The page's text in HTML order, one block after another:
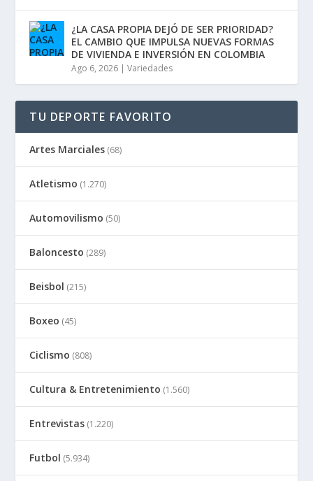
¿LA CASA PROPIA DEJÓ DE SER PRIORIDAD?
EL CAMBIO QUE IMPULSA NUEVAS FORMAS
DE VIVIENDA E INVERSIÓN EN COLOMBIA
Ago 6, 2026 |Variedades
TU DEPORTE FAVORITO
Artes Marciales (68)
Atletismo (1.270)
Automovilismo (50)
Baloncesto (289)
Beisbol (215)
Boxeo (45)
Ciclismo (808)
Cultura & Entretenimiento (1.560)
Entrevistas (1.220)
Futbol (5.934)